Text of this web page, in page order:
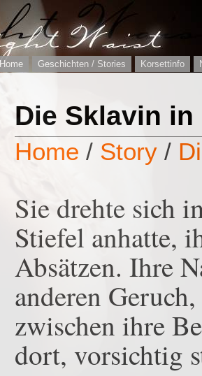
Home Geschichten / Stories Korsettinfo
Die Sklavin in
Home / Story /
Sie drehte sich
Stiefel anhatte,
Absätzen. Ihre
anderen
zwischen ihre
dort, vorsichtig